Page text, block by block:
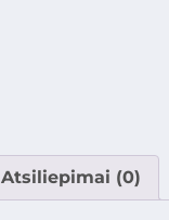
Atsiliepimai (0)